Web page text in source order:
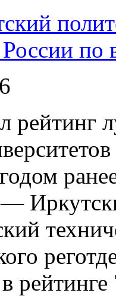
России по
рейтинг
—